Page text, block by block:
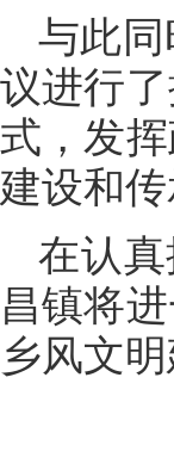
与此
议进行
式，发
建设和传
在认
昌镇将
乡风文